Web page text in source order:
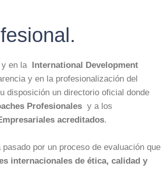
y en la International Development
y en la profesionalización del
disposición un directorio oficial donde
Profesionales y a los
acreditados.
por un proceso de evaluación que
internacionales de ética, calidad y